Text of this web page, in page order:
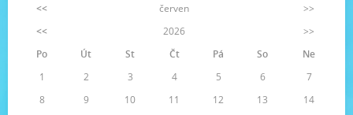
<< červen
>>
<<
2026
>>
Po
Út St Čt Pá So
Ne
1
2 3 4 5 6
7
8
9 10 11 12 13
14